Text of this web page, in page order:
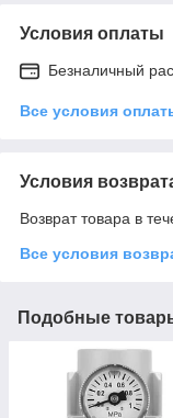
Условия оплаты
Безналичный
Все условия
Условия
Возврат товара в
Все условия
Подобные